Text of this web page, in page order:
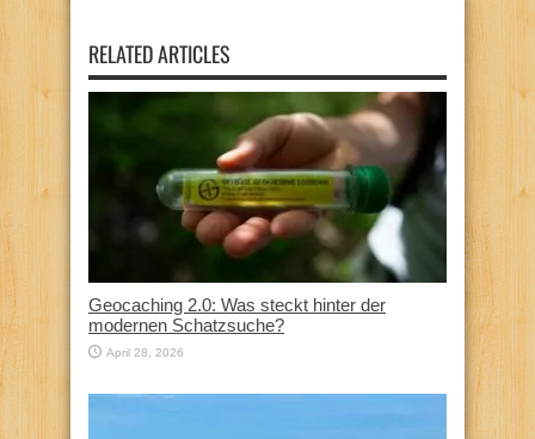
RELATED ARTICLES
Geocaching 2.0: Was steckt hinter der
modernen Schatzsuche?
April 28, 2026